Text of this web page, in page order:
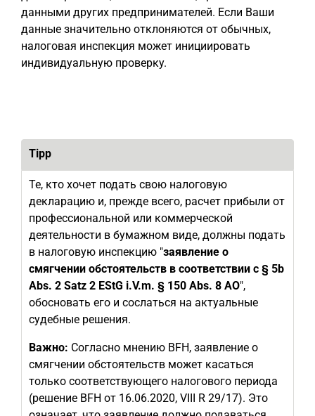
данными других предпринимателей. Если Ваши
данные значительно отклоняются от обычных,
налоговая инспекция может инициировать
индивидуальную проверку.
Tipp
Те, кто хочет подать свою налоговую
декларацию и, прежде всего, расчет прибыли от
профессиональной или коммерческой
деятельности в бумажном виде, должны подать
в налоговую инспекцию "заявление о
смягчении обстоятельств в соответствии с § 5b
Abs. 2 Satz 2 EStG i.V.m. § 150 Abs. 8 AO",
обосновать его и сослаться на актуальные
судебные решения.
Важно: Согласно мнению BFH, заявление о
смягчении обстоятельств может касаться
только соответствующего налогового периода
(решение BFH от 16.06.2020, VIII R 29/17). Это